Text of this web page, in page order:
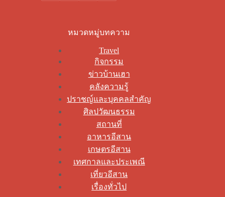
หมวดหมู่บทความ
Travel
กิจกรรม
ข่าวบ้านเฮา
คลังความรู้
ปราชญ์และบุคคลสำคัญ
ศิลปวัฒนธรรม
สถานที่
อาหารอีสาน
เกษตรอีสาน
เทศกาลและประเพณี
เที่ยวอีสาน
เรื่องทั่วไป